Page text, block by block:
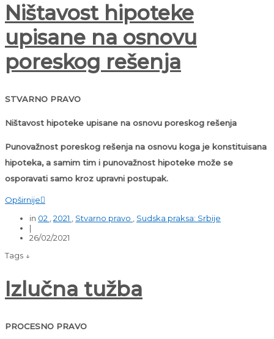
Ništavost hipoteke
upisane na osnovu
poreskog rešenja
STVARNO PRAVO
Ništavost hipoteke upisane na osnovu poreskog rešenja
Punovažnost poreskog rešenja na osnovu koga je konstituisana
hipoteka, a samim tim i punovažnost hipoteke može se
osporavati samo kroz upravni postupak.
Opširnije
in 02 2021 Stvarno pravo
Sudska praksa: Srbije
|
26/02/2021
Tags ↓
Izlučna tužba
PROCESNO PRAVO